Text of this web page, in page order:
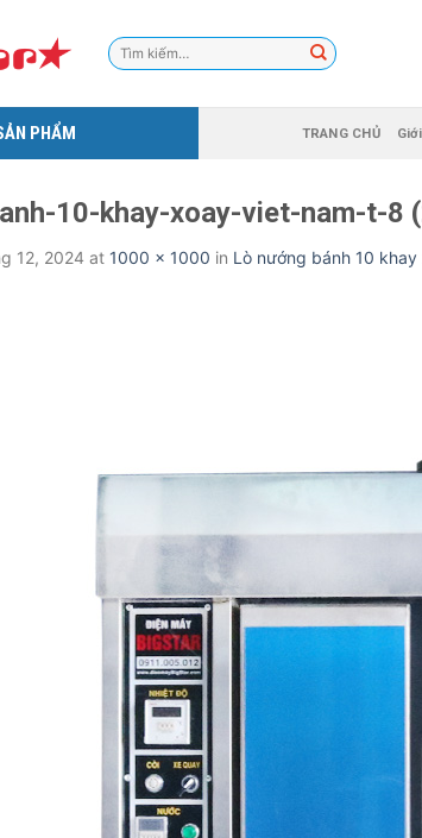
Tìm
kiếm:
PHẨM TRANG CHỦ
10-khay-xoay-viet-nam-t-8
12, 2024 at 1000 × 1000 in Lò nướng bánh 10